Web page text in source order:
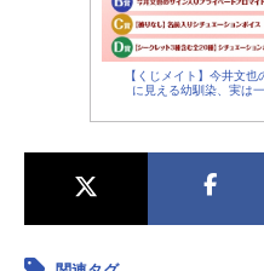
【くじメイト】今井文
に見える幼馴染、実は